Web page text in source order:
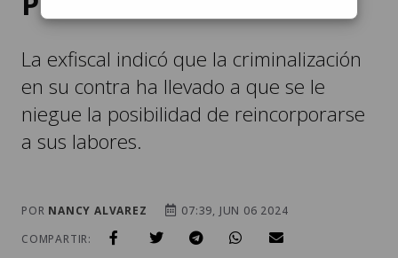
La exfiscal indicó que la criminalización
en su contra ha llevado a que se le
niegue la posibilidad de reincorporarse
a sus labores.
POR NANCY ALVAREZ
07:39, JUN 06 2024
COMPARTIR: